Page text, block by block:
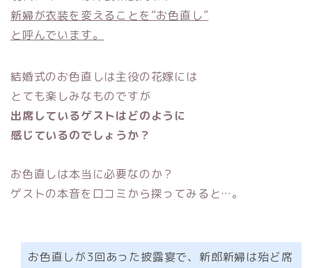
新婦が衣装を変えることを”お色直し”
と呼んでいます。
結婚式のお色直しは主役の花嫁には
とても楽しみなものですが
出席しているゲストはどのように
感じているのでしょうか？
お色直しは本当に必要なのか？
ゲストの本音を口コミから探ってみると…。
お色直しが3回あった披露宴で、新郎新婦は殆ど席